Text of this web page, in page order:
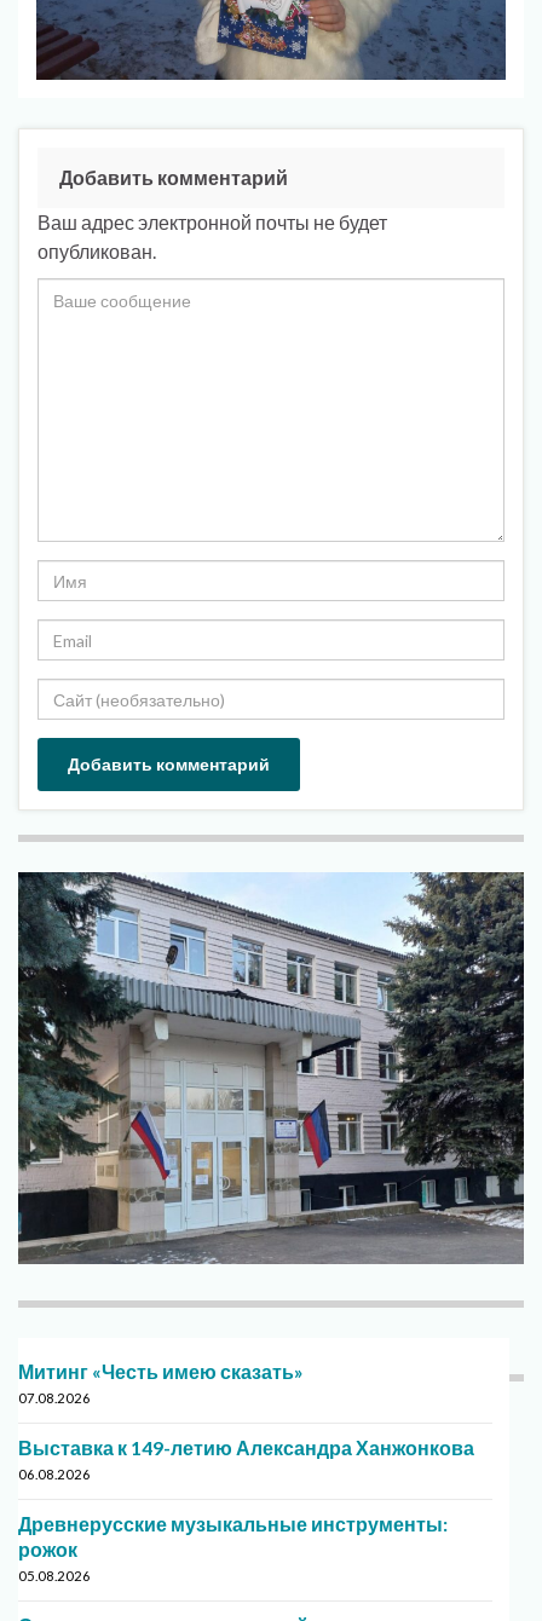
Добавить комментарий
Ваш адрес электронной почты не будет
опубликован.
Митинг «Честь имею сказать»
07.08.2026
Выставка к 149-летию Александра Ханжонкова
06.08.2026
Древнерусские музыкальные инструменты:
рожок
05.08.2026